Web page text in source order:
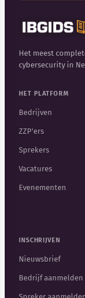
Het meest
cybersecurity in
HET PLATFORM
Bedrijven
ZZP'ers
Sprekers
Vacatures
Evenementen
INSCHRIJVEN
Nieuwsbrief
Bedrijf aanmelden